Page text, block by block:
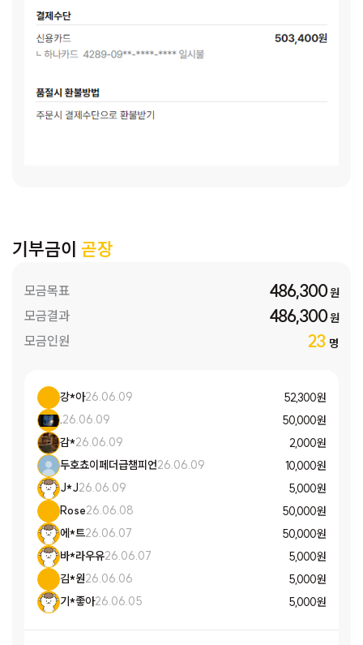
기부금이 곧장
모금목표 486,300원
모금결과 486,300원
모금인원 23 명
강*아26.06.09
52,300 원
.26.06.09
50,000 원
감*26.06.09
2,000 원
두호쵸이페더급챔피언26.06.09
10,000 원
J*J26.06.09
5,000 원
Rose26.06.08
50,000 원
에*트26.06.07
50,000 원
바*라우유26.06.07
5,000 원
김*원26.06.06
5,000 원
기*좋아26.06.05 5,000 원